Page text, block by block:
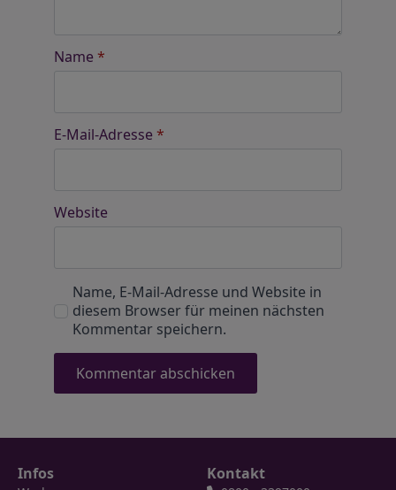
Name *
E-Mail-Adresse *
Website
Name, E-Mail-Adresse und Website in
diesem Browser für meinen nächsten
Kommentar speichern.
Infos Kontakt